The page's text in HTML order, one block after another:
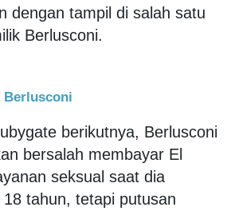
dengan tampil di salah satu
Berlusconi.
Berlusconi
berikutnya, Berlusconi
bersalah membayar El
seksual saat dia
18 tahun, tetapi putusan